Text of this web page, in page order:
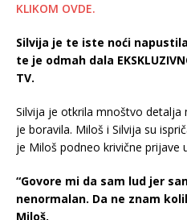
KLIKOM OVDE.
Silvija je te iste noći
te je odmah dala
TV.
Silvija je otkrila mnoštvo
je boravila. Miloš i Silvija su
je Miloš podneo krivične prijave
“Govore mi da sam lud jer
nenormalan. Da ne znam
Miloš.